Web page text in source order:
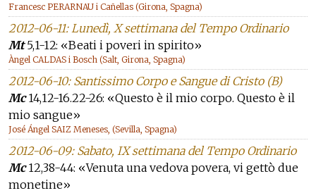
Francesc PERARNAU i Cañellas (Girona, Spagna)
2012-06-11: Lunedì, X settimana del Tempo Ordinario
Mt5,1-12: «Beati i poveri in spirito»
Àngel CALDAS i Bosch (Salt, Girona, Spagna)
2012-06-10: Santissimo Corpo e Sangue di Cristo (B)
Mc14,12-16.22-26: «Questo è il mio corpo. Questo è il
mio sangue»
José Ángel SAIZ Meneses, (Sevilla, Spagna)
2012-06-09: Sabato, IX settimana del Tempo Ordinario
Mc12,38-44: «Venuta una vedova povera, vi gettò due
monetine»